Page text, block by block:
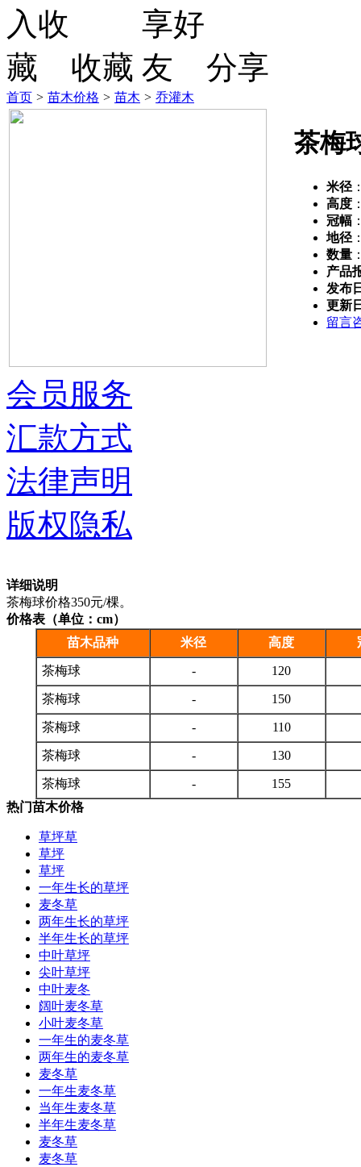
收藏 分享
首页 > 苗木价格 > 苗木 > 乔灌木
茶梅
米径
高度
冠幅
地径
数量
产品
发布
更新
留言
详细说明
茶梅球价格350元/棵。
价格表（单位：cm）
苗木品种
米径 高度
茶梅球 - 120
茶梅球 - 150
茶梅球 - 110
茶梅球 - 130
茶梅球 - 155
热门苗木价格
草坪草
草坪
草坪
一年生长的草坪
麦冬草
两年生长的草坪
半年生长的草坪
中叶草坪
尖叶草坪
中叶麦冬
阔叶麦冬草
小叶麦冬草
一年生的麦冬草
两年生的麦冬草
麦冬草
一年生麦冬草
当年生麦冬草
半年生麦冬草
麦冬草
麦冬草
会员服务
汇款方式
法律声明
版权隐私